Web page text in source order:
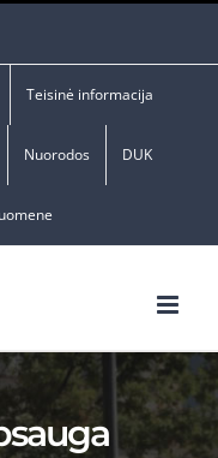
Teisinė informacija
Nuorodos DUK